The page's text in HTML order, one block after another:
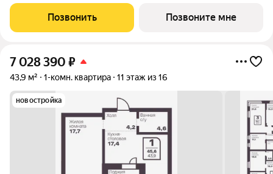
Позвонить Позвоните мне
7 028 390 ₽
43,9 м² 1-комн. квартира 11 этаж из 16
новостройка